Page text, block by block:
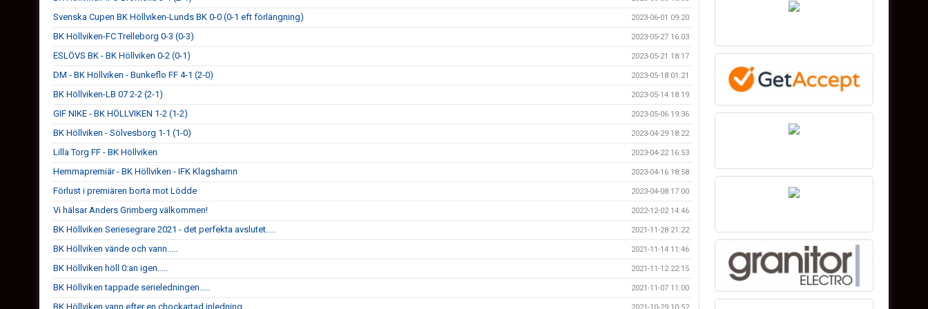
Svenska Cupen BK Höllviken-Lunds BK 0-0 (0-1 eft förlängning) 2023-06-01 09:20
BK Höllviken-FC Trelleborg 0-3 (0-3) 2023-05-27 16:03
ESLÖVS BK - BK Höllviken 0-2 (0-1) 2023-05-21 18:17
DM - BK Höllviken - Bunkeflo FF 4-1 (2-0) 2023-05-18 01:21
BK Höllviken-LB 07 2-2 (2-1) 2023-05-14 18:19
GIF NIKE - BK HÖLLVIKEN 1-2 (1-2) 2023-05-06 19:36
BK Höllviken - Sölvesborg 1-1 (1-0) 2023-04-29 18:22
Lilla Torg FF - BK Höllviken 2023-04-22 16:53
Hemmapremiär - BK Höllviken - IFK Klagshamn 2023-04-16 18:58
Förlust i premiären borta mot Lödde 2023-04-08 17:00
Vi hälsar Anders Grimberg välkommen! 2022-12-02 14:46
BK Höllviken Seriesegrare 2021 - det perfekta avslutet..... 2021-11-28 21:22
BK Höllviken vände och vann..... 2021-11-14 11:46
BK Höllviken höll 0:an igen..... 2021-11-12 22:15
BK Höllviken tappade serieledningen..... 2021-11-07 11:00
BK Höllviken vann efter en chockartad inledning.....